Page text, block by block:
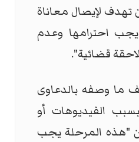
تهدف لإيصال معاناة
يجب احترامها وعدم
قضائية".
ما وصفه بالدعاوى
بسبب الفيديوهات أو
"هذه المرحلة يجب